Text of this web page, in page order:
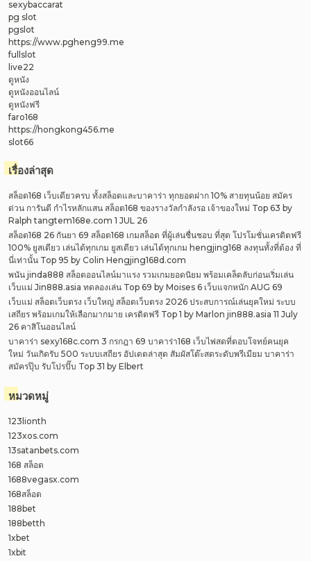
sexybaccarat
pg slot
pgslot
https://www.pgheng99.me
fullslot
live22
ดูหนัง
ดูหนังออนไลน์
ดูหนังฟรี
faro168
https://hongkong456.me
slot66
เรื่องล่าสุด
สล็อต168 เว็บเดียวครบ ทั้งสล็อตและบาคาร่า ทุกยอดฝาก 10% สายทุนน้อย สมัคร
ด่วน การันตี กำไรหลักแสน สล็อต168 ของรางวัลกำลังรอ เจ้าของใหม่ Top 63 by
Ralph tangtem168e.com 1 JUL 26
สล็อต168 26 กันยา 69 สล็อต168 เกมสล็อต ที่ผู้เล่นชื่นชอบ ที่สุด โปรโมชั่นเครดิตฟรี
100% ยูสเดียว เล่นได้ทุกเกม ยูสเดียว เล่นได้ทุกเกม hengjing168 ลงทุนทั้งที่ต้อง ที่
นี่เท่านั้น Top 95 by Colin Hengjing168d.com
พนัน jinda888 สล็อตออนไลน์มาแรง รวมเกมยอดนิยม พร้อมเคล็ดลับก่อนเริ่มเล่น
เว็บแม่ Jin888.asia ทดลองเล่น Top 69 by Moises 6 เว็บแจกหนัก AUG 69
เว็บแม่ สล็อตเว็บตรง เว็บใหญ่ สล็อตเว็บตรง 2026 ประสบการณ์เล่นยุคใหม่ ระบบ
เสถียร พร้อมเกมให้เลือกมากมาย เครดิตฟรี Top 1 by Marlon jin888.asia 11 July
26 คาสิโนออนไลน์
บาคาร่า sexy168c.com 3 กรกฎา 69 บาคาร่า168 เว็บไพ่สดที่ตอบโจทย์คนยุค
ใหม่ วันเกิดรับ 500 ระบบเสถียร อัปเดตล่าสุด สัมผัสโต๊ะสดระดับพรีเมียม บาคาร่า
สมัครปุ๊บ รับโปรปั๊บ Top 31 by Elbert
หมวดหมู่
123lionth
123xos.com
13satanbets.com
168 สล็อต
1688vegasx.com
168สล็อต
188bet
188betth
1xbet
1xbit